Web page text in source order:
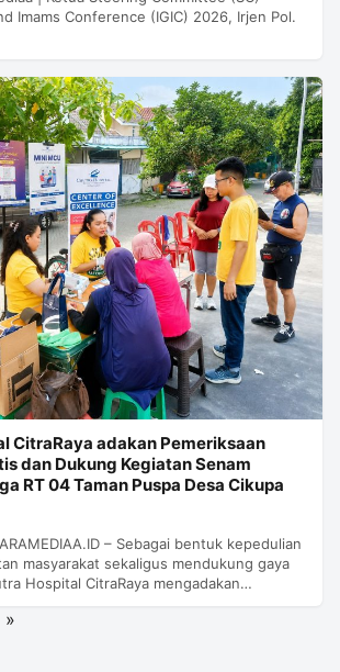
Imams Conference (IGIC) 2026, Irjen Pol.
CitraRaya adakan Pemeriksaan
dan Dukung Kegiatan Senam
RT 04 Taman Puspa Desa Cikupa
– Sebagai bentuk kepedulian
masyarakat sekaligus mendukung gaya
Hospital CitraRaya mengadakan…
»